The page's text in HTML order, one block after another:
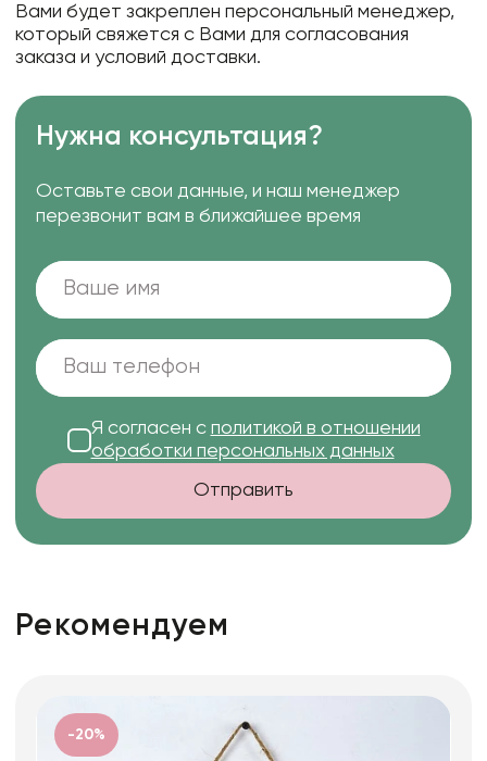
Вами будет закреплен персональный менеджер,
который свяжется с Вами для согласования
заказа и условий доставки.
Нужна консультация?
Оставьте свои данные, и наш менеджер
перезвонит вам в ближайшее время
Я согласен с политикой в отношении
обработки персональных данных
Отправить
Рекомендуем
-20%